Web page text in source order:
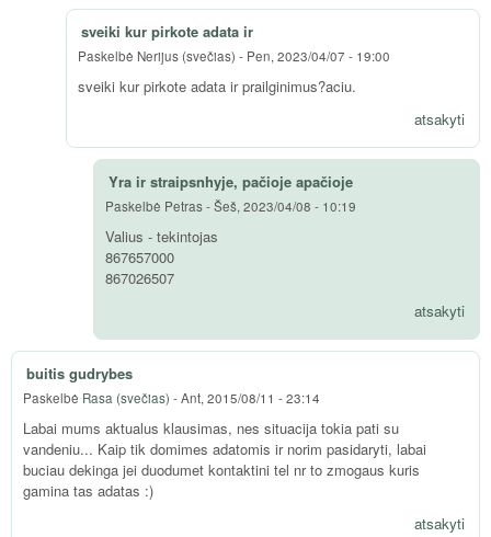
sveiki kur pirkote adata ir
Paskelbė Nerijus (svečias) - Pen, 2023/04/07 - 19:00
sveiki kur pirkote adata ir prailginimus?aciu.
atsakyti
Yra ir straipsnhyje, pačioje apačioje
Paskelbė Petras-Šeš, 2023/04/08 - 10:19
Valius - tekintojas
867657000
867026507
atsakyti
buitis gudrybes
Paskelbė Rasa (svečias) -Ant, 2015/08/11 - 23:14
Labai mums aktualus klausimas, nes situacija tokia pati su
vandeniu... Kaip tik domimes adatomis ir norim pasidaryti, labai
buciau dekinga jei duodumet kontaktini tel nr to zmogaus kuris
gamina tas adatas :)
atsakyti